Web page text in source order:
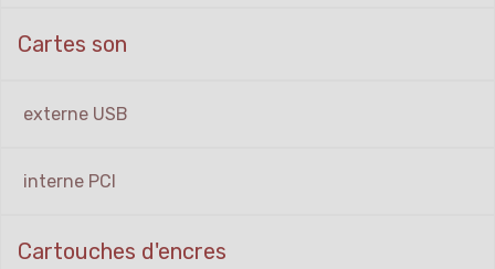
Cartes son
externe USB
interne PCI
Cartouches d'encres